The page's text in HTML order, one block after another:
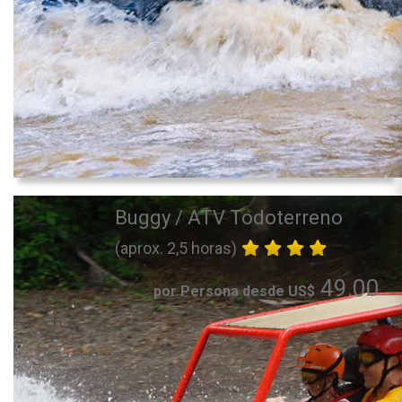
Buggy / ATV Todoterreno
(aprox. 2,5 horas)
por Persona desde US$ 49.00